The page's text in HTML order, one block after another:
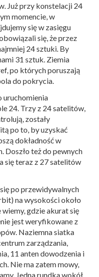
Już przy konstelacji 24
momencie, w
się w zasięgu
się, że przez
24 sztuki. By
31 sztuk. Ziemia
po których poruszają
do pokrycia.
uruchomienia
24. Trzy z 24 satelitów,
zostały
po to, by uzyskać
dokładność w
Doszło też do pewnych
się teraz z 27 satelitów
po przewidywalnych
na wysokości około
gdzie akurat się
jest weryfikowane z
Naziemna siatka
zarządzania,
11 anten dowodzenia i
Nie ma zatem mowy,
Jedna rundka wokół